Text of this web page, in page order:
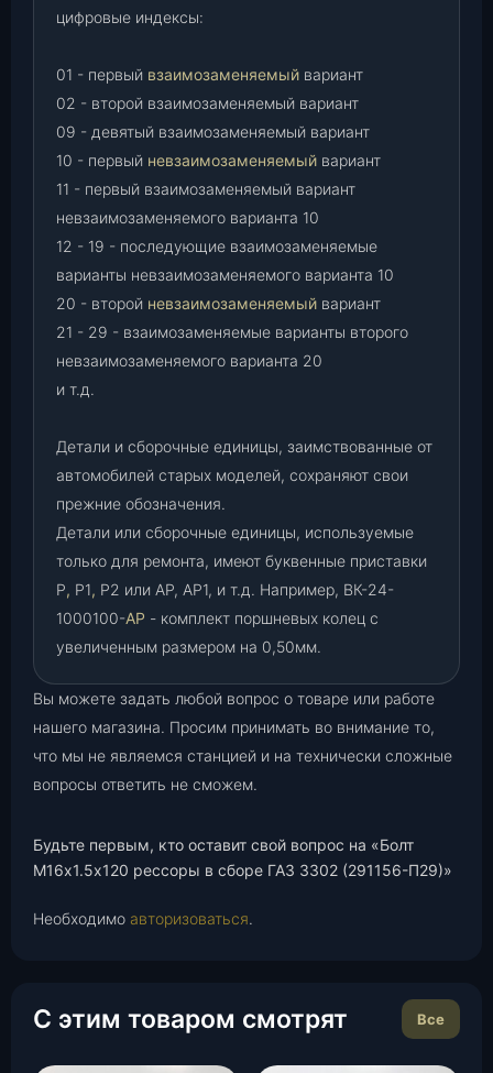
цифровые индексы:
01 - первый взаимозаменяемый вариант
02 - второй взаимозаменяемый вариант
09 - девятый взаимозаменяемый вариант
10 - первый невзаимозаменяемый вариант
11 - первый взаимозаменяемый вариант
невзаимозаменяемого варианта 10
12 - 19 - последующие взаимозаменяемые
варианты невзаимозаменяемого варианта 10
20 - второй невзаимозаменяемый вариант
21 - 29 - взаимозаменяемые варианты второго
невзаимозаменяемого варианта 20
и т.д.
Детали и сборочные единицы, заимствованные от
автомобилей старых моделей, сохраняют свои
прежние обозначения.
Детали или сборочные единицы, используемые
только для ремонта, имеют буквенные приставки
Р, Р1, Р2 или АР, АР1, и т.д. Например, ВК-24-
1000100-АР - комплект поршневых колец с
увеличенным размером на 0,50мм.
Вы можете задать любой вопрос о товаре или работе
нашего магазина. Просим принимать во внимание то,
что мы не являемся станцией и на технически сложные
вопросы ответить не сможем.
Будьте первым, кто оставит свой вопрос на «Болт
М16х1.5х120 рессоры в сборе ГАЗ 3302 (291156-П29)»
Необходимо авторизоваться.
С этим товаром смотрят Все